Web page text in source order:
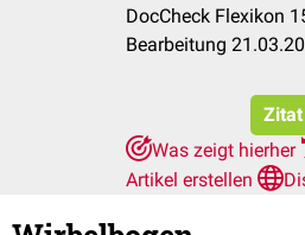
DocCheck Flexikon
Bearbeitung
Was zeigt hierher
Artikel erstellen